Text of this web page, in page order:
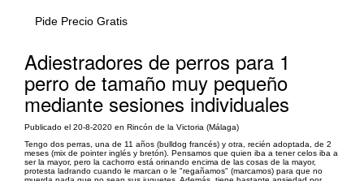
Pide Precio Gratis
Adiestradores de perros para 1
perro de tamaño muy pequeño
mediante sesiones individuales
Publicado el 20-8-2020 en Rincón de la Victoria (Málaga)
Tengo dos perras, una de 11 años (bulldog francés) y otra, recién adoptada, de 2
meses (mix de pointer inglés y bretón). Pensamos que quien iba a tener celos iba a
ser la mayor, pero la cachorro está orinando encima de las cosas de la mayor,
protesta ladrando cuando le marcan o le "regañamos" (marcamos) para que no